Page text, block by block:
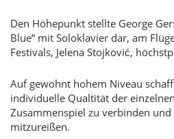
Den Höhepunkt stellte George
Blue“ mit Soloklavier dar, am
Festivals, Jelena Stojković,
Auf gewohnt hohem Niveau
individuelle Qualtität der
Zusammenspiel zu verbinden
mitzureißen.